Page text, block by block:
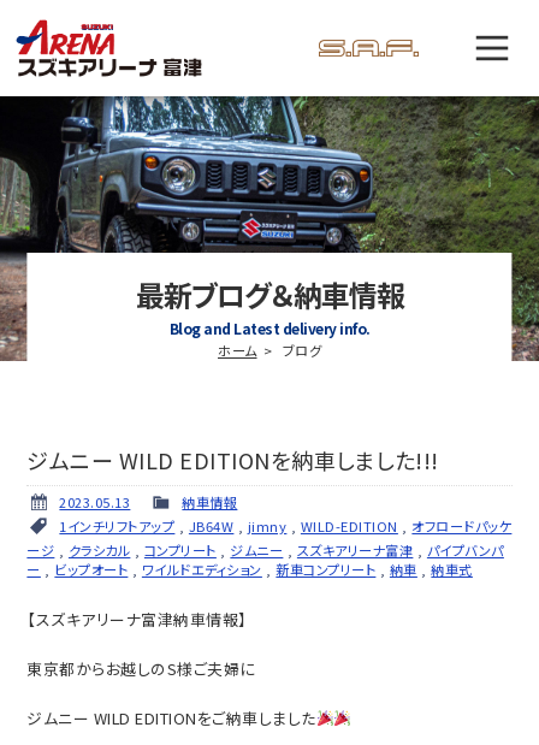
最新ブログ＆納車情報
Blog and Latest delivery info.
ホーム ブログ
ジムニー WILD EDITIONを納車しました!!!
2023.05.13
納車情報
1インチリフトアップ
JB64W jimny WILD-EDITION
オフロードパッケ
ージ
クラシカル コンプリート ジムニー スズキアリーナ富津
パイプバンパ
ー
ビップオート ワイルドエディション ,新車コンプリート 納車 ,納車式
【スズキアリーナ富津納車情報】
東京都からお越しのS様ご夫婦に
ジムニー WILD EDITIONをご納車しました